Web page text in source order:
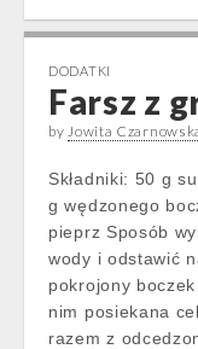
DODATKI
Farsz z
byJowita
Składniki: 50 g
g wędzonego
pieprz Sposób
wody i odstawić
pokrojony
nim posiekana
razem z